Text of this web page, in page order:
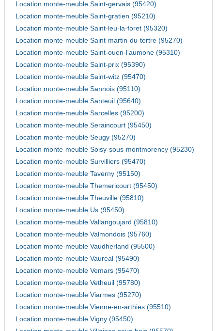
Location monte-meuble Saint-gervais (95420)
Location monte-meuble Saint-gratien (95210)
Location monte-meuble Saint-leu-la-foret (95320)
Location monte-meuble Saint-martin-du-tertre (95270)
Location monte-meuble Saint-ouen-l'aumone (95310)
Location monte-meuble Saint-prix (95390)
Location monte-meuble Saint-witz (95470)
Location monte-meuble Sannois (95110)
Location monte-meuble Santeuil (95640)
Location monte-meuble Sarcelles (95200)
Location monte-meuble Seraincourt (95450)
Location monte-meuble Seugy (95270)
Location monte-meuble Soisy-sous-montmorency (95230)
Location monte-meuble Survilliers (95470)
Location monte-meuble Taverny (95150)
Location monte-meuble Themericourt (95450)
Location monte-meuble Theuville (95810)
Location monte-meuble Us (95450)
Location monte-meuble Vallangoujard (95810)
Location monte-meuble Valmondois (95760)
Location monte-meuble Vaudherland (95500)
Location monte-meuble Vaureal (95490)
Location monte-meuble Vemars (95470)
Location monte-meuble Vetheuil (95780)
Location monte-meuble Viarmes (95270)
Location monte-meuble Vienne-en-arthies (95510)
Location monte-meuble Vigny (95450)